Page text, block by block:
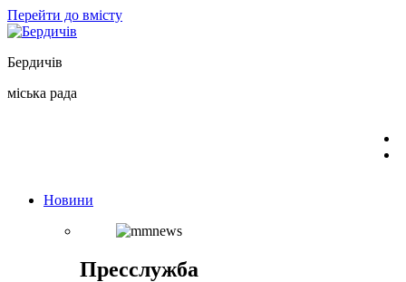
Перейти до вмісту
Бердичів
міська рада
Новини
Пресслужба